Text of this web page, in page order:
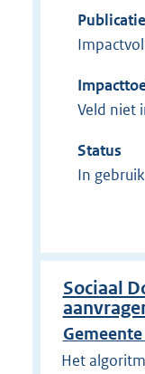
Veld niet
Status
In gebruik
Sociaal
Het